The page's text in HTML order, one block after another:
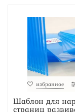
избранное
Шаблон для
страниц